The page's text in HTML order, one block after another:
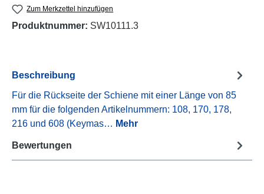
Zum Merkzettel hinzufügen
Produktnummer: SW10111.3
Beschreibung
Für die Rückseite der Schiene mit einer Länge von 85
mm für die folgenden Artikelnummern: 108, 170, 178,
216 und 608 (Keymas… Mehr
Bewertungen